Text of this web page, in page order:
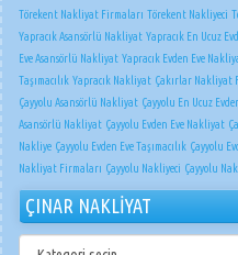
Törekent Nakliyat Firmaları Törekent Nakliyeci
Yapracık Asansörlü Nakliyat Yapracık En Ucuz
Eve Asansörlü Nakliyat Yapracık Evden Eve
Taşımacılık Yapracık Nakliyat Çakırlar Nakliyat
Çayyolu Asansörlü Nakliyat Çayyolu En Ucuz
Asansörlü Nakliyat Çayyolu Evden Eve Nakliyat
Nakliye Çayyolu Evden Eve Taşımacılık Çayyolu
Nakliyat Firmaları Çayyolu Nakliyeci Çayyolu
ÇINAR NAKLİYAT
ÇINAR